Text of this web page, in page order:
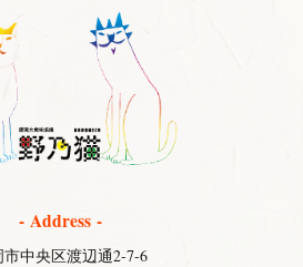
- Address -
市中央区渡辺通2-7-6